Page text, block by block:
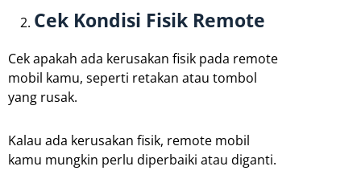
Cek Kondisi Fisik Remote
Cek apakah ada kerusakan fisik pada remote
mobil kamu, seperti retakan atau tombol
yang rusak.
Kalau ada kerusakan fisik, remote mobil
kamu mungkin perlu diperbaiki atau diganti.